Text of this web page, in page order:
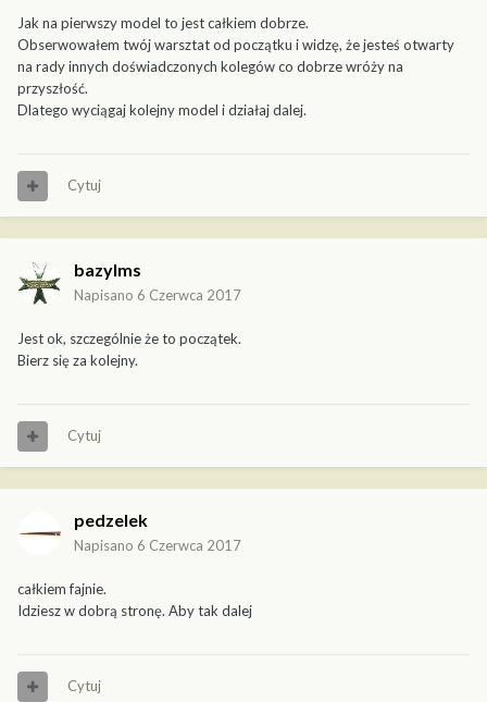
Jak na pierwszy model to jest całkiem dobrze.
Obserwowałem twój warsztat od początku i widzę, że jesteś otwarty
na rady innych doświadczonych kolegów co dobrze wróży na
przyszłość.
Dlatego wyciągaj kolejny model i działaj dalej.
Cytuj
bazylms
Napisano 6 Czerwca 2017
Jest ok, szczególnie że to początek.
Bierz się za kolejny.
Cytuj
pedzelek
Napisano 6 Czerwca 2017
całkiem fajnie.
Idziesz w dobrą stronę. Aby tak dalej
Cytuj